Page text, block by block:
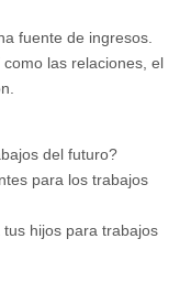
fuente de ingresos.
las relaciones, el
del futuro?
para los trabajos
hijos para trabajos